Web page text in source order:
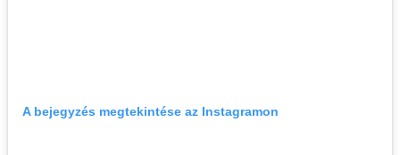
A bejegyzés megtekintése az Instagramon